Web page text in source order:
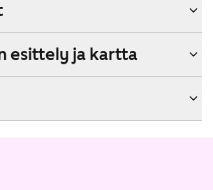
esittely ja kartta